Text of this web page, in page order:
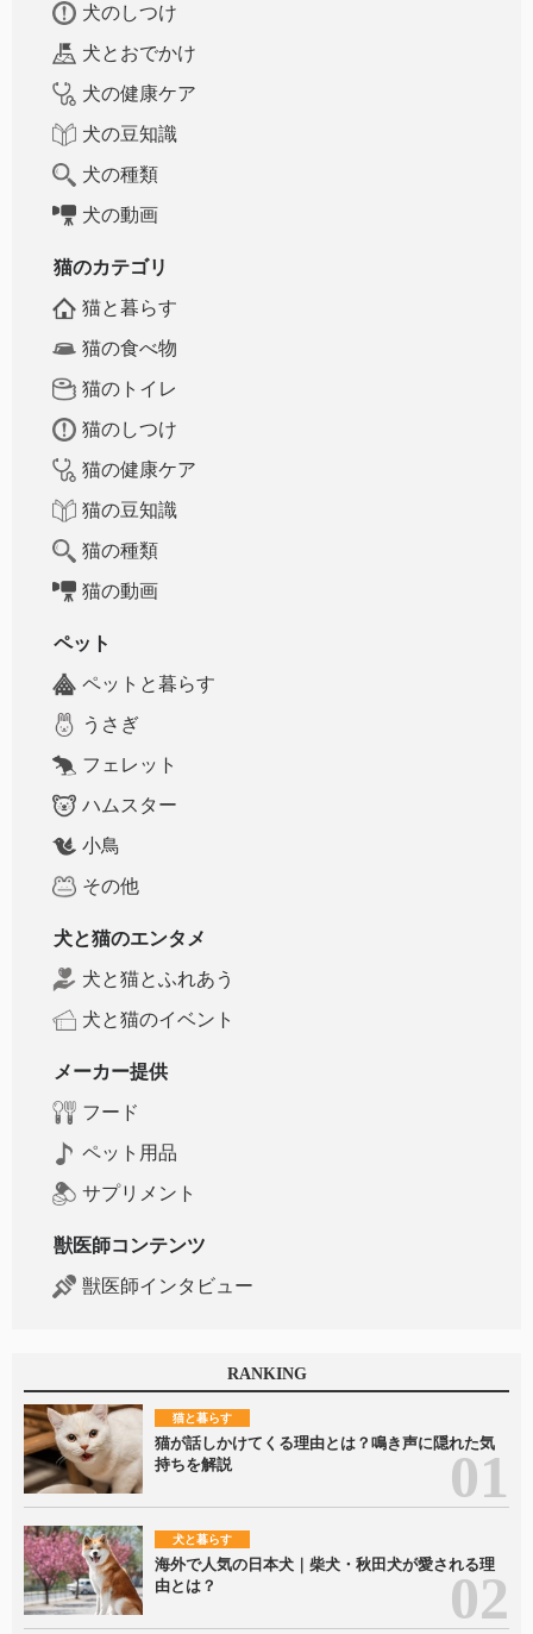
犬のしつけ
犬とおでかけ
犬の健康ケア
犬の豆知識
犬の種類
犬の動画
猫のカテゴリ
猫と暮らす
猫の食べ物
猫のトイレ
猫のしつけ
猫の健康ケア
猫の豆知識
猫の種類
猫の動画
ペット
ペットと暮らす
うさぎ
フェレット
ハムスター
小鳥
その他
犬と猫のエンタメ
犬と猫とふれあう
犬と猫のイベント
メーカー提供
フード
ペット用品
サプリメント
獣医師コンテンツ
獣医師インタビュー
RANKING
猫と暮らす
猫が話しかけてくる理由とは？鳴き声に隠れた気
持ちを解説
犬と暮らす
海外で人気の日本犬｜柴犬・秋田犬が愛される理
由とは？